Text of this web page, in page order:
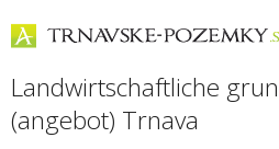
Landwirtschaftliche
(angebot) Trnava